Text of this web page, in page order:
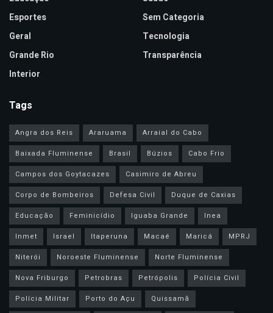
Esportes
Geral
Grande Rio
Interior
Sem Categoria
Tecnologia
Transparência
Tags
Angra dos Reis Araruama
Arraial do Cabo
Baixada Fluminense
Brasil Búzios
Cabo Frio
Campos dos Goytacazes
Casimiro de Abreu
Corpo de Bombeiros
Defesa Civil
Duque de Caxias
Educação
Feminicídio Iguaba Grande
Inea
Inmet
Israel Itaperuna Macaé Maricá
MPRJ
Niterói
Noroeste Fluminense
Norte Fluminense
Nova Friburgo
Petrobras Petrópolis
Polícia Civil
Polícia Militar
Porto do Açu
Quissamã